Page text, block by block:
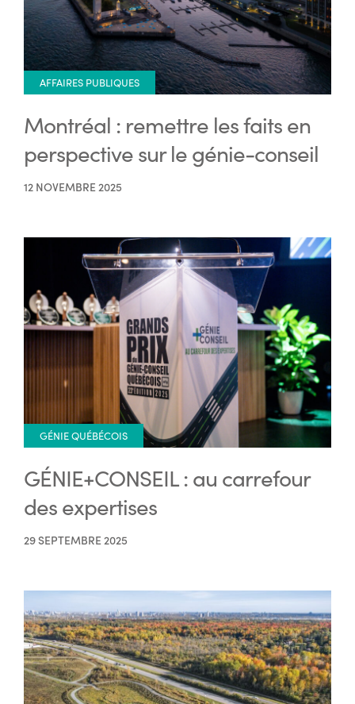
AFFAIRES PUBLIQUES
Montréal : remettre les faits en
perspective sur le génie-conseil
12 NOVEMBRE 2025
GÉNIE QUÉBÉCOIS
GÉNIE+CONSEIL : au carrefour
des expertises
29 SEPTEMBRE 2025